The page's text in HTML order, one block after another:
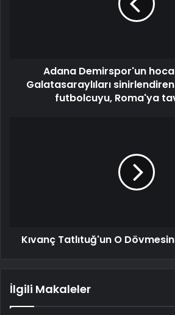
Adana Demirspor'un
Galatasaraylıları sinirlendiren
futbolcuyu, Roma'ya
Kıvanç Tatlıtuğ'un O
İlgili Makaleler